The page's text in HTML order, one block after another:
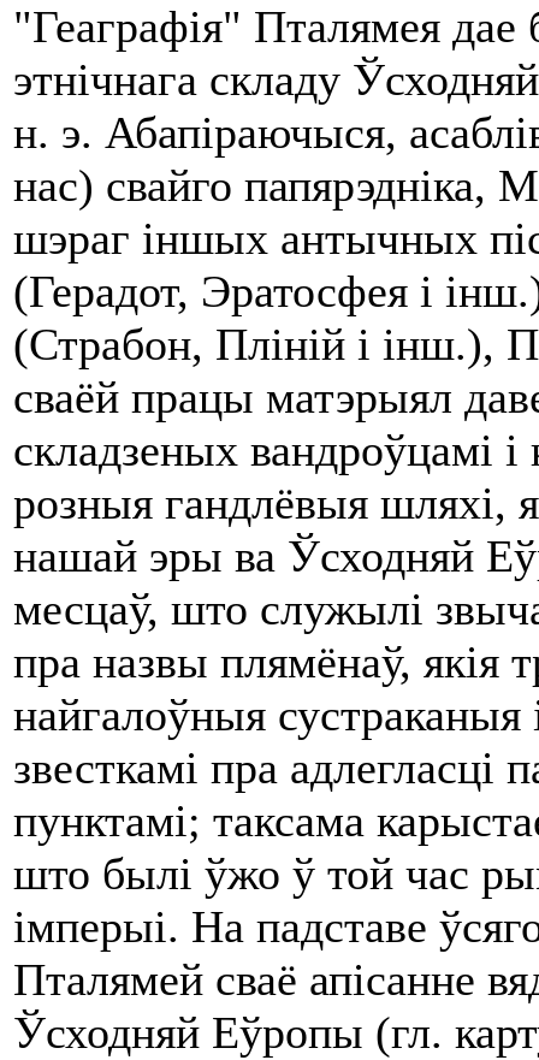
"Геаграфія" Пталямея
этнічнага складу
н. э. Абапіраючыся,
нас) свайго папярэдніка,
шэраг іншых антычных
(Герадот, Эратосфея і
(Страбон, Пліній і інш.),
сваёй працы матэрыял
складзеных вандроўцамі і
розныя гандлёвыя шляхі,
нашай эры ва Ўсходняй
месцаў, што служылі
пра назвы плямёнаў, якія
найгалоўныя сустраканыя
звесткамі пра адлегласці
пунктамі; таксама
што былі ўжо ў той час
імперыі. На падставе
Пталямей сваё апісанне
Ўсходняй Еўропы (гл.